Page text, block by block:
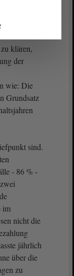
klären,
der
wie: Die
Grundsatz
sind.
- 86 % -
im
nicht die
jährlich
über die
zu